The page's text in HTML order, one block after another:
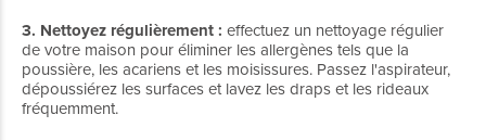
3. Nettoyez régulièrement : effectuez un nettoyage régulier
de votre maison pour éliminer les allergènes tels que la
poussière, les acariens et les moisissures. Passez l'aspirateur,
dépoussiérez les surfaces et lavez les draps et les rideaux
fréquemment.